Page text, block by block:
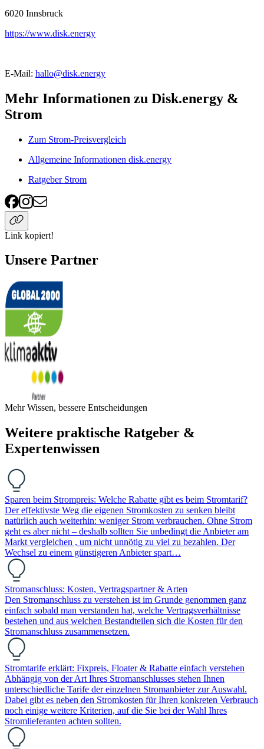
6020 Innsbruck
https://www.disk.energy
E-Mail: hallo@disk.energy
Mehr Informationen zu Disk.energy &
Strom
Zum Strom-Preisvergleich
Allgemeine Informationen disk.energy
Ratgeber Strom
Link kopiert!
Unsere Partner
Mehr Wissen, bessere Entscheidungen
Weitere praktische Ratgeber &
Expertenwissen
Sparen beim Strompreis: Welche Rabatte gibt es beim Stromtarif?
Der effektivste Weg die eigenen Stromkosten zu senken bleibt
natürlich auch weiterhin: weniger Strom verbrauchen. Ohne Strom
geht es aber nicht – deshalb sollten Sie unbedingt die Anbieter am
Markt vergleichen , um nicht unnötig zu viel zu bezahlen. Der
Wechsel zu einem günstigeren Anbieter spart…
Stromanschluss: Kosten, Vertragspartner & Arten
Den Stromanschluss zu verstehen ist im Grunde genommen ganz
einfach sobald man verstanden hat, welche Vertragsverhältnisse
bestehen und aus welchen Bestandteilen sich die Kosten für den
Stromanschluss zusammensetzen.
Stromtarife erklärt: Fixpreis, Floater & Rabatte einfach verstehen
Abhängig von der Art Ihres Stromanschlusses stehen Ihnen
unterschiedliche Tarife der einzelnen Stromanbieter zur Auswahl.
Dabei gibt es neben den Stromkosten für Ihren konkreten Verbrauch
noch einige weitere Kriterien, auf die Sie bei der Wahl Ihres
Stromlieferanten achten sollten.